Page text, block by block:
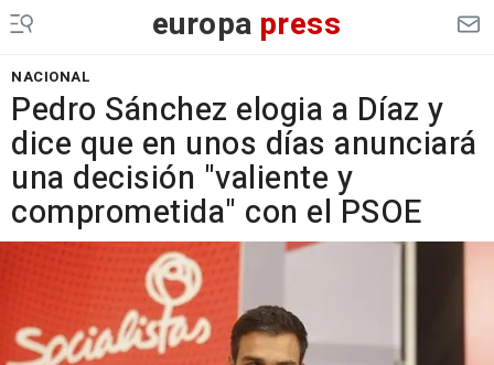
europa press
NACIONAL
Pedro Sánchez elogia a Díaz y
dice que en unos días anunciará
una decisión "valiente y
comprometida" con el PSOE